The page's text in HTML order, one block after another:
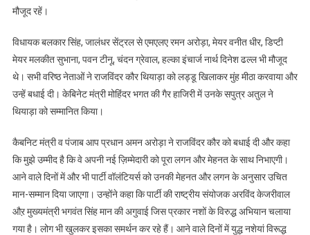
मौजूद रहें।
विधायक बलकार सिंह, जालंधर सेंट्रल से एमएलए रमन अरोड़ा, मेयर वनीत धीर, डिप्टी
मेयर मलकीत सुभाना, पवन टीनू, चंदन ग्रेवाल, हल्का इंचार्ज नार्थ दिनेश ढल्ल भी मौजूद
थे। सभी वरिष्ठ नेताओं ने राजविंदर कौर थियाड़ा को लड्डू खिलाकर मुंह मीठा करवाया और
उन्हें बधाई दी। केबिनेट मंत्री मोहिंदर भगत की गैर हाजिरी में उनके सपुत्र अतुल ने
थियाड़ा को सम्मानित किया।
कैबनिट मंत्री व पंजाब आप प्रधान अमन अरोड़ा ने राजविंदर कौर को बधाई दी और कहा
कि मुझे उम्मीद है कि वे अपनी नई ज़िम्मेदारी को पूरा लगन और मेहनत के साथ निभाएगी।
आने वाले दिनों में और भी पार्टी वॉलंटियर्स को उनकी मेहनत और लगन के अनुसार उचित
मान-सम्मान दिया जाएगा। उन्होंने कहा कि पार्टी की राष्ट्रीय संयोजक अरविंद केजरीवाल
औऱ मुख्यमंत्री भगवंत सिंह मान की अगुवाई जिस प्रकार नशों के विरुद्ध अभियान चलाया
गया है। लोग भी खुलकर इसका समर्थन कर रहे हैं। आने वाले दिनों में युद्ध नशेयां विरूद्ध